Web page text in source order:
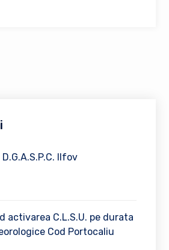
Ilfov
activarea C.L.S.U. pe durata
Cod Portocaliu